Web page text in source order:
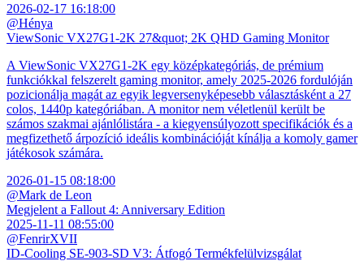
2026-02-17 16:18:00
@Hénya
ViewSonic VX27G1-2K 27&quot; 2K QHD Gaming Monitor
A ViewSonic VX27G1-2K egy középkategóriás, de prémium
funkciókkal felszerelt gaming monitor, amely 2025-2026 fordulóján
pozicionálja magát az egyik legversenyképesebb választásként a 27
colos, 1440p kategóriában. A monitor nem véletlenül került be
számos szakmai ajánlólistára - a kiegyensúlyozott specifikációk és a
megfizethető árpozíció ideális kombinációját kínálja a komoly gamer
játékosok számára.
2026-01-15 08:18:00
@Mark de Leon
Megjelent a Fallout 4: Anniversary Edition
2025-11-11 08:55:00
@FenrirXVII
ID-Cooling SE-903-SD V3: Átfogó Termékfelülvizsgálat